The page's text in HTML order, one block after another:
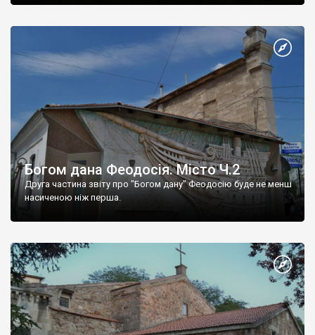
Богом дана Феодосія. Місто Ч.2
Друга частина звіту про "Богом дану" Феодосію буде не менш
насиченою ніж перша.